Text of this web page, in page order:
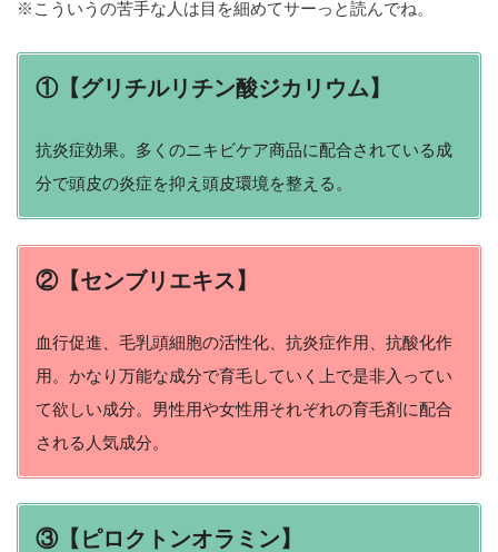
※こういうの苦手な人は目を細めてサーっと読んでね。
①【グリチルリチン酸ジカリウム】
抗炎症効果。多くのニキビケア商品に配合されている成
分で頭皮の炎症を抑え頭皮環境を整える。
②【センブリエキス】
血行促進、毛乳頭細胞の活性化、抗炎症作用、抗酸化作
用。かなり万能な成分で育毛していく上で是非入ってい
て欲しい成分。男性用や女性用それぞれの育毛剤に配合
される人気成分。
③【ピロクトンオラミン】